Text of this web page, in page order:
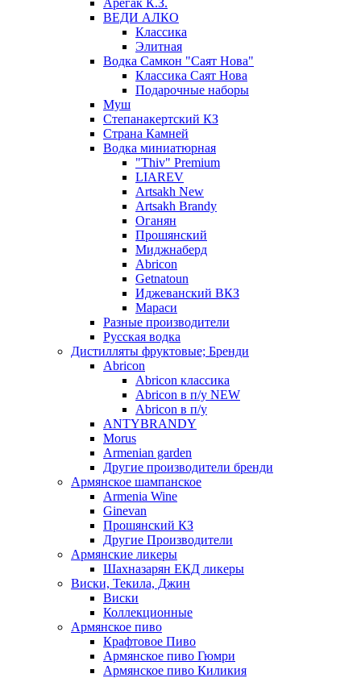
Арегак К.З.
ВЕДИ АЛКО
Классика
Элитная
Водка Самкон "Саят Нова"
Классика Саят Нова
Подарочные наборы
Муш
Степанакертский КЗ
Страна Камней
Водка миниатюрная
"Thiv" Premium
LIAREV
Artsakh New
Artsakh Brandy
Оганян
Прошянский
Миджнаберд
Abricon
Getnatoun
Иджеванский ВКЗ
Мараси
Разные производители
Русская водка
Дистилляты фруктовые; Бренди
Abricon
Abricon классика
Abricon в п/у NEW
Abricon в п/у
ANTYBRANDY
Morus
Armenian garden
Другие производители бренди
Армянское шампанское
Armenia Wine
Ginevan
Прошянский КЗ
Другие Производители
Армянские ликеры
Шахназарян ЕКД ликеры
Виски, Текила, Джин
Виски
Коллекционные
Армянское пиво
Крафтовое Пиво
Армянское пиво Гюмри
Армянское пиво Киликия